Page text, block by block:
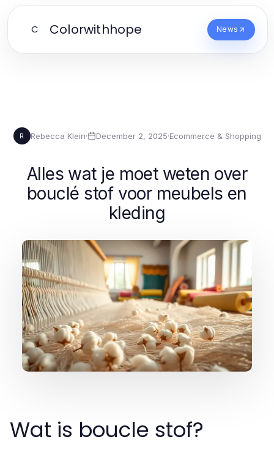
C Colorwithhope News
R Rebecca Klein· December 2, 2025·Ecommerce & Shopping
Alles wat je moet weten over
bouclé stof voor meubels en
kleding
Wat is boucle stof?